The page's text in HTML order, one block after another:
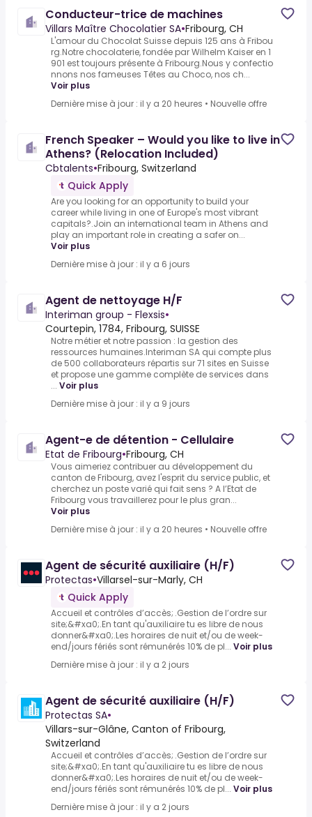
Conducteur-trice de machines
Villars Maître Chocolatier SA•Fribourg, CH
L'amour du Chocolat Suisse depuis 125 ans à Fribou
rg.Notre chocolaterie, fondée par Wilhelm Kaiser en 1
901 est toujours présente à Fribourg.Nous y confectio
nnons nos fameuses Têtes au Choco, nos ch...
Voir plus
Dernière mise à jour : il y a 20 heures • Nouvelle offre
French Speaker – Would you like to live in
Athens? (Relocation Included)
Cbtalents•Fribourg, Switzerland
Quick Apply
Are you looking for an opportunity to build your
career while living in one of Europe's most vibrant
capitals?.Join an international team in Athens and
play an important role in creating a safer on...
Voir plus
Dernière mise à jour : il y a 6 jours
Agent de nettoyage H/F
Interiman group - Flexsis•
Courtepin, 1784, Fribourg, SUISSE
Notre métier et notre passion : la gestion des
ressources humaines.Interiman SA qui compte plus
de 500 collaborateurs répartis sur 71 sites en Suisse
et propose une gamme complète de services dans
... Voir plus
Dernière mise à jour : il y a 9 jours
Agent-e de détention - Cellulaire
Etat de Fribourg•Fribourg, CH
Vous aimeriez contribuer au développement du
canton de Fribourg, avez l'esprit du service public, et
cherchez un poste varié qui fait sens ? A l’Etat de
Fribourg vous travaillerez pour le plus gran...
Voir plus
Dernière mise à jour : il y a 20 heures • Nouvelle offre
Agent de sécurité auxiliaire (H/F)
Protectas•Villarsel-sur-Marly, CH
Quick Apply
Accueil et contrôles d’accès; .Gestion de l’ordre sur
site;&#xa0;.En tant qu'auxiliaire tu es libre de nous
donner&#xa0;.Les horaires de nuit et/ou de week-
end/jours fériés sont rémunérés 10% de pl... Voir plus
Dernière mise à jour : il y a 2 jours
Agent de sécurité auxiliaire (H/F)
Protectas SA•
Villars-sur-Glâne, Canton of Fribourg,
Switzerland
Accueil et contrôles d’accès; .Gestion de l’ordre sur
site;&#xa0;.En tant qu'auxiliaire tu es libre de nous
donner&#xa0;.Les horaires de nuit et/ou de week-
end/jours fériés sont rémunérés 10% de pl... Voir plus
Dernière mise à jour : il y a 2 jours